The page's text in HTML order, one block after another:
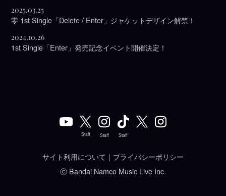
2025.03.25
零 1st Single「Delete / Enter」ジャケットデザイン解禁！
2024.10.26
1st Single「Enter」発売記念イベント開催決定！
Staff Staff Staff
サイト利用について ｜ プライバシーポリシー
ⓒ Bandai Namco Music Live Inc.